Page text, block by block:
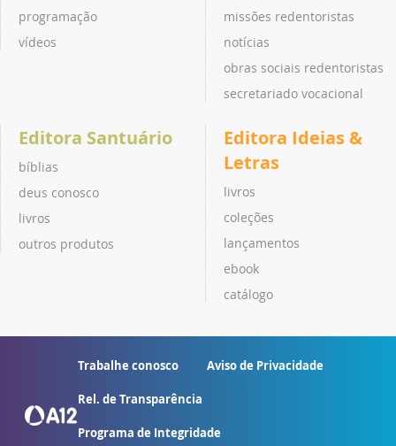
programação
vídeos
missões redentoristas
notícias
obras sociais redentoristas
secretariado vocacional
Editora Santuário
bíblias
deus conosco
livros
outros produtos
Editora Ideias &
Letras
livros
coleções
lançamentos
ebook
catálogo
Trabalhe conosco Aviso de Privacidade
Rel. de Transparência
Programa de Integridade